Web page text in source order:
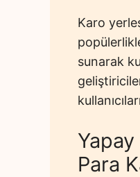
Karo
sunarak
Yapay
Para